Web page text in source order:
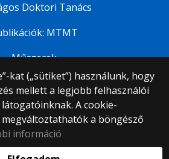
kat („sütiket”) használunk, hogy
mellett a legjobb felhasználói
A cookie-
a böngésző
információ
Doktori Tanács
MTMT
Műszerek
Loránd Tudományegyetem
jog fenntartva.
Egyetem tér 1–3.
+36 1 411 6500